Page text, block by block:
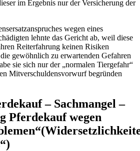
im Ergebnis nur der Versicherung der
wegen eines
lehnte das Gericht ab, weil diese
Reiterfahrung keinen Risiken
gewöhnlich zu erwartenden Gefahren
sie sich nur der „normalen Tiergefahr“
Mitverschuldensvorwurf begründen
– Sachmangel –
Pferdekauf wegen